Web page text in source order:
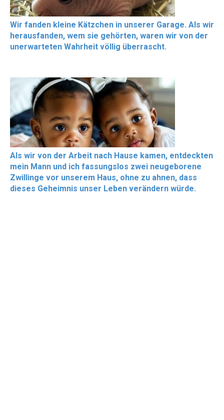
Wir fanden kleine Kätzchen in unserer Garage. Als wir
herausfanden, wem sie gehörten, waren wir von der
unerwarteten Wahrheit völlig überrascht.
Als wir von der Arbeit nach Hause kamen, entdeckten
mein Mann und ich fassungslos zwei neugeborene
Zwillinge vor unserem Haus, ohne zu ahnen, dass
dieses Geheimnis unser Leben verändern würde.